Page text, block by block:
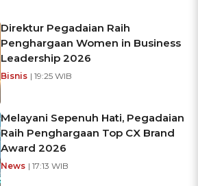
Direktur Pegadaian Raih
Penghargaan Women in Business
Leadership 2026
Bisnis | 19:25 WIB
Melayani Sepenuh Hati, Pegadaian
Raih Penghargaan Top CX Brand
Award 2026
News | 17:13 WIB